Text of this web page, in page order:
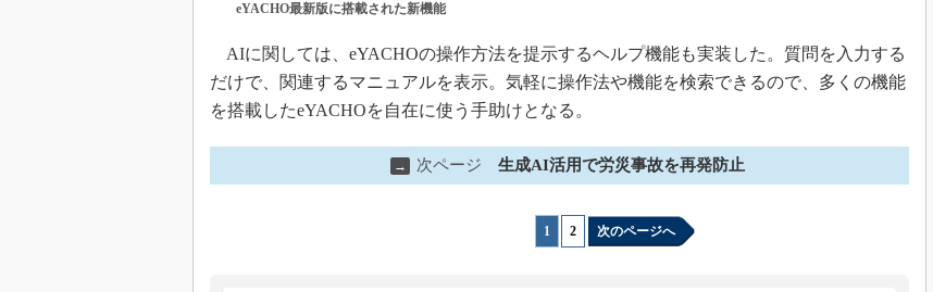
eYACHO最新版に搭載された新機能
AIに関しては、eYACHOの操作方法を提示するヘルプ機能も実装した。質問を入力する
だけで、関連するマニュアルを表示。気軽に操作法や機能を検索できるので、多くの機能
を搭載したeYACHOを自在に使う手助けとなる。
→ 次ページ 生成AI活用で労災事故を再発防止
1 2 次のページへ